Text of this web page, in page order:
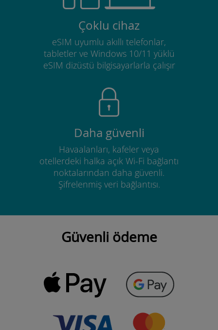
Çoklu cihaz
eSIM uyumlu akıllı telefonlar,
tabletler ve Windows 10/11 yüklü
eSIM dizüstü bilgisayarlarla çalışır
Daha güvenli
Havaalanları, kafeler veya
otellerdeki halka açık Wi-Fi bağlantı
noktalarından daha güvenli.
Şifrelenmiş veri bağlantısı.
Güvenli ödeme